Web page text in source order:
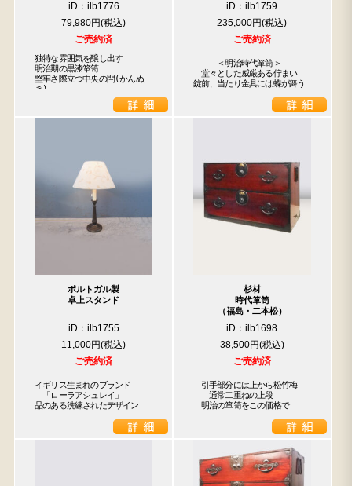
iD：ilb1776
79,980円
ご売約済
独特な雰囲気を醸し出す
明治期の黒漆箪笥
堅牢さ際立つ中央の閂(かんぬ
き)
iD：ilb1759
235,000円
ご売約済
＜明治時代箪笥＞
堂々とした威厳ある佇まい
錠前、当たり金具には蝶が舞う
ポルトガル製
卓上スタンド
iD：ilb1755
11,000円
ご売約済
イギリス生まれのブランド
「ローラアシュレイ」
品のある洗練されたデザイン
杉材
時代箪笥
（福島・二本松）
iD：ilb1698
38,500円
ご売約済
引手部分には上から松竹梅
通常二重ねの上段
明治の箪笥をこの価格で